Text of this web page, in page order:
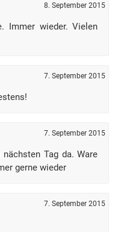
8. September 2015
Immer wieder. Vielen
7. September 2015
7. September 2015
Tag da. Ware
gerne wieder
7. September 2015